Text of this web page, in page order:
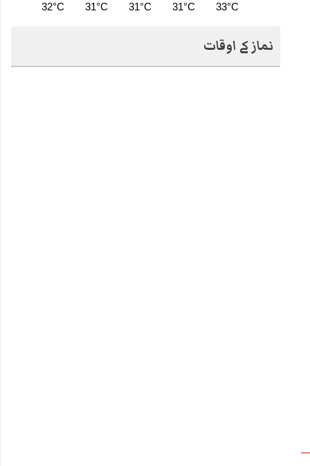
32°C 31°C 31°C 31°C 33°C
نماز کے اوقات